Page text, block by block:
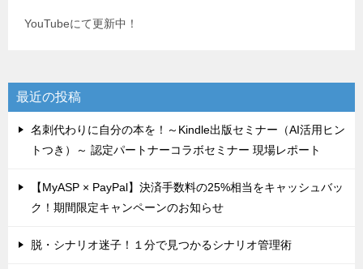
YouTubeにて更新中！
最近の投稿
名刺代わりに自分の本を！～Kindle出版セミナー（AI活用ヒン
トつき）～ 認定パートナーコラボセミナー 現場レポート
【MyASP × PayPal】決済手数料の25%相当をキャッシュバッ
ク！期間限定キャンペーンのお知らせ
脱・シナリオ迷子！１分で見つかるシナリオ管理術